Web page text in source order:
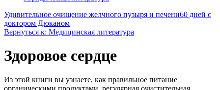
Удивительное очищение желчного пузыря и печени60 дней с
доктором Дюканом
Вернуться к: Медицинская литература
Здоровое сердце
Из этой книги вы узнаете, как правильное питание
органическими продуктами, регулярная очистительная